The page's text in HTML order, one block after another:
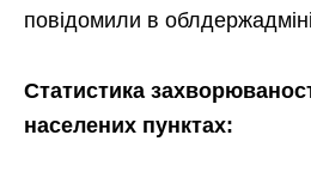
повідомили в
Статистика
населених пунктах: